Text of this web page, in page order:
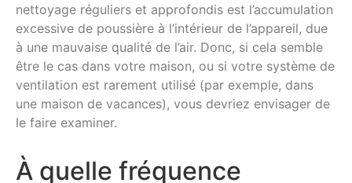
nettoyage réguliers et approfondis est l’accumulation
excessive de poussière à l’intérieur de l’appareil, due
à une mauvaise qualité de l’air. Donc, si cela semble
être le cas dans votre maison, ou si votre système de
ventilation est rarement utilisé (par exemple, dans
une maison de vacances), vous devriez envisager de
le faire examiner.
À quelle fréquence